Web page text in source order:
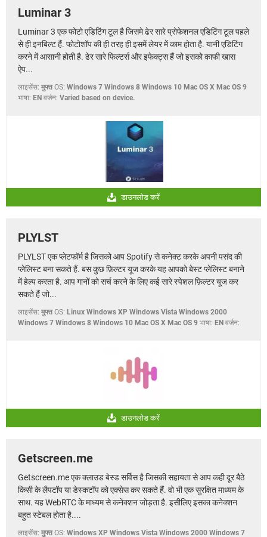
Luminar 3
Luminar 3 एक फोटो एडिटिंग टूल है जिसमे ढेर सारे प्रोफेशनल एडिटिंग टूल पहले
से ही इनबिल्ट हैं. फोटोशॉप की ही तरह ही इसमें लेयर में काम होता है. यानी एडिटिंग
करने में आसानी होती है. ढेर सारे फिल्टर्स और इफेक्ट्स हैं जो इसको काफी खास
ऐप...
लाइसेंस: मुफ्त OS: Windows 7 Windows 8 Windows 10 Mac OS X Mac OS 9
भाषा: EN वर्जन: Varied based on device.
डाउनलोड करें
PLYLST
PLYLST एक प्लेटफॉर्म है जिसको आप Spotify से कनेक्ट करके अपनी पसंद की
प्लेलिस्ट बना सकते हैं. बस कुछ फ़िल्टर यूज करके यह आपको बेस्ट प्लेलिस्ट बनाने
में हेल्प करता है. आप गानों को सर्च करने के लिए कई सारे स्पेशल फ़िल्टर यूज कर
सकते हैं जो...
लाइसेंस: मुफ्त OS: Linux Windows XP Windows Vista Windows 2000
Windows 7 Windows 8 Windows 10 Mac OS X Mac OS 9 भाषा: EN वर्जन:
डाउनलोड करें
Getscreen.me
Getscreen.me एक क्लाउड बेस्ड सर्विस है जिसकी सहायता से आप कही दूर बैठे
किसी के लैपटॉप या डेस्कटॉप को एक्सेस कर सकते हैं. वो भी एक सुरक्षित माध्यम के
साथ. यह WebRTC के माध्यम से कनेक्शन जोड़ता है. इसीलिए इसका कनेक्शन
बहुत स्टेबल होता है....
लाइसेंस: मुफ्त OS: Windows XP Windows Vista Windows 2000 Windows 7